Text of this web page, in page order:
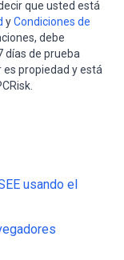
que usted está
yCondiciones de
debe
días de prueba
propiedad y está
usando el